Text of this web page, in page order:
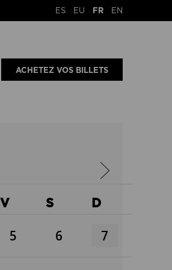
ES EU FR EN
ACHETEZ VOS BILLETS
V S D
5 6 7